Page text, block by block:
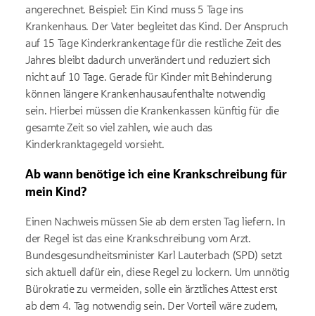
angerechnet. Beispiel: Ein Kind muss 5 Tage ins
Krankenhaus. Der Vater begleitet das Kind. Der Anspruch
auf 15 Tage Kinderkrankentage für die restliche Zeit des
Jahres bleibt dadurch unverändert und reduziert sich
nicht auf 10 Tage. Gerade für Kinder mit Behinderung
können längere Krankenhausaufenthalte notwendig
sein. Hierbei müssen die Krankenkassen künftig für die
gesamte Zeit so viel zahlen, wie auch das
Kinderkranktagegeld vorsieht.
Ab wann benötige ich eine Krankschreibung für
mein Kind?
Einen Nachweis müssen Sie ab dem ersten Tag liefern. In
der Regel ist das eine Krankschreibung vom Arzt.
Bundesgesundheitsminister Karl Lauterbach (SPD) setzt
sich aktuell dafür ein, diese Regel zu lockern. Um unnötig
Bürokratie zu vermeiden, solle ein ärztliches Attest erst
ab dem 4. Tag notwendig sein. Der Vorteil wäre zudem,